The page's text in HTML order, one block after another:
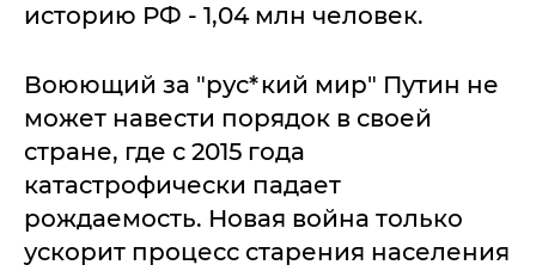
историю РФ - 1,04 млн человек.
Воюющий за "рус*кий мир" Путин не
может навести порядок в своей
стране, где с 2015 года
катастрофически падает
рождаемость. Новая война только
ускорит процесс старения населения